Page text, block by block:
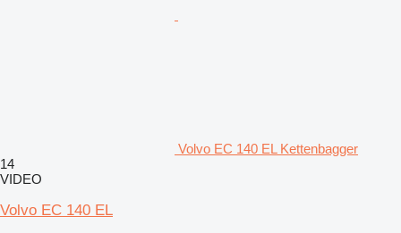
Volvo EC 140 EL Kettenbagger
14
VIDEO
Volvo EC 140 EL